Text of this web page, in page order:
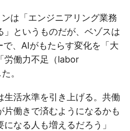
は「エンジニアリング業務
」というものだが、ベゾスは
、AIがもたらす変化を「大
労働力不足（labor
。
生活水準を引き上げる。共働
片働きで済むようになるかも
なる人も増えるだろう」